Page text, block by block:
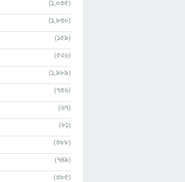
(1,035)
(1,830)
(159)
(526)
(1,989)
(736)
(67)
(81)
(388)
(749)
(385)